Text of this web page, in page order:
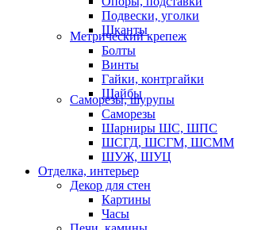
Подвески, уголки
Шканты
Метрический крепеж
Болты
Винты
Гайки, контргайки
Шайбы
Саморезы, шурупы
Саморезы
Шарниры ШС, ШПС
ШСГД, ШСГМ, ШСММ
ШУЖ, ШУЦ
Отделка, интерьер
Декор для стен
Картины
Часы